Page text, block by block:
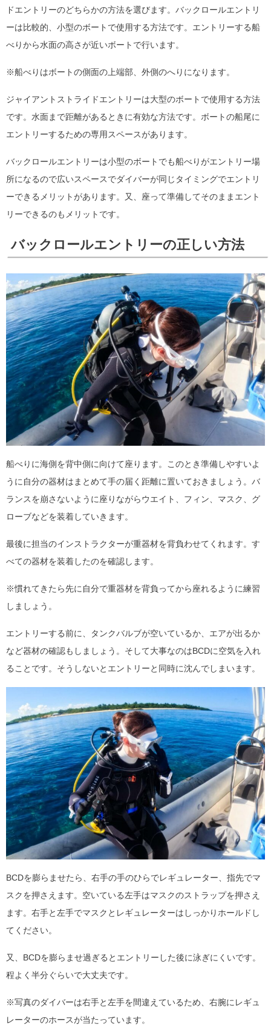
ドエントリーのどちらかの方法を選びます。バックロールエントリ
ーは比較的、小型のボートで使用する方法です。エントリーする船
べりから水面の高さが近いボートで行います。
※船べりはボートの側面の上端部、外側のへりになります。
ジャイアントストライドエントリーは大型のボートで使用する方法
です。水面まで距離があるときに有効な方法です。ボートの船尾に
エントリーするための専用スペースがあります。
バックロールエントリーは小型のボートでも船べりがエントリー場
所になるので広いスペースでダイバーが同じタイミングでエントリ
ーできるメリットがあります。又、座って準備してそのままエント
リーできるのもメリットです。
バックロールエントリーの正しい方法
船べりに海側を背中側に向けて座ります。このとき準備しやすいよ
うに自分の器材はまとめて手の届く距離に置いておきましょう。バ
ランスを崩さないように座りながらウエイト、フィン、マスク、グ
ローブなどを装着していきます。
最後に担当のインストラクターが重器材を背負わせてくれます。す
べての器材を装着したのを確認します。
※慣れてきたら先に自分で重器材を背負ってから座れるように練習
しましょう。
エントリーする前に、タンクバルブが空いているか、エアが出るか
など器材の確認もしましょう。そして大事なのはBCDに空気を入れ
ることです。そうしないとエントリーと同時に沈んでしまいます。
BCDを膨らませたら、右手の手のひらでレギュレーター、指先でマ
スクを押さえます。空いている左手はマスクのストラップを押さえ
ます。右手と左手でマスクとレギュレーターはしっかりホールドし
てください。
又、BCDを膨らませ過ぎるとエントリーした後に泳ぎにくいです。
程よく半分ぐらいで大丈夫です。
※写真のダイバーは右手と左手を間違えているため、右腕にレギュ
レーターのホースが当たっています。